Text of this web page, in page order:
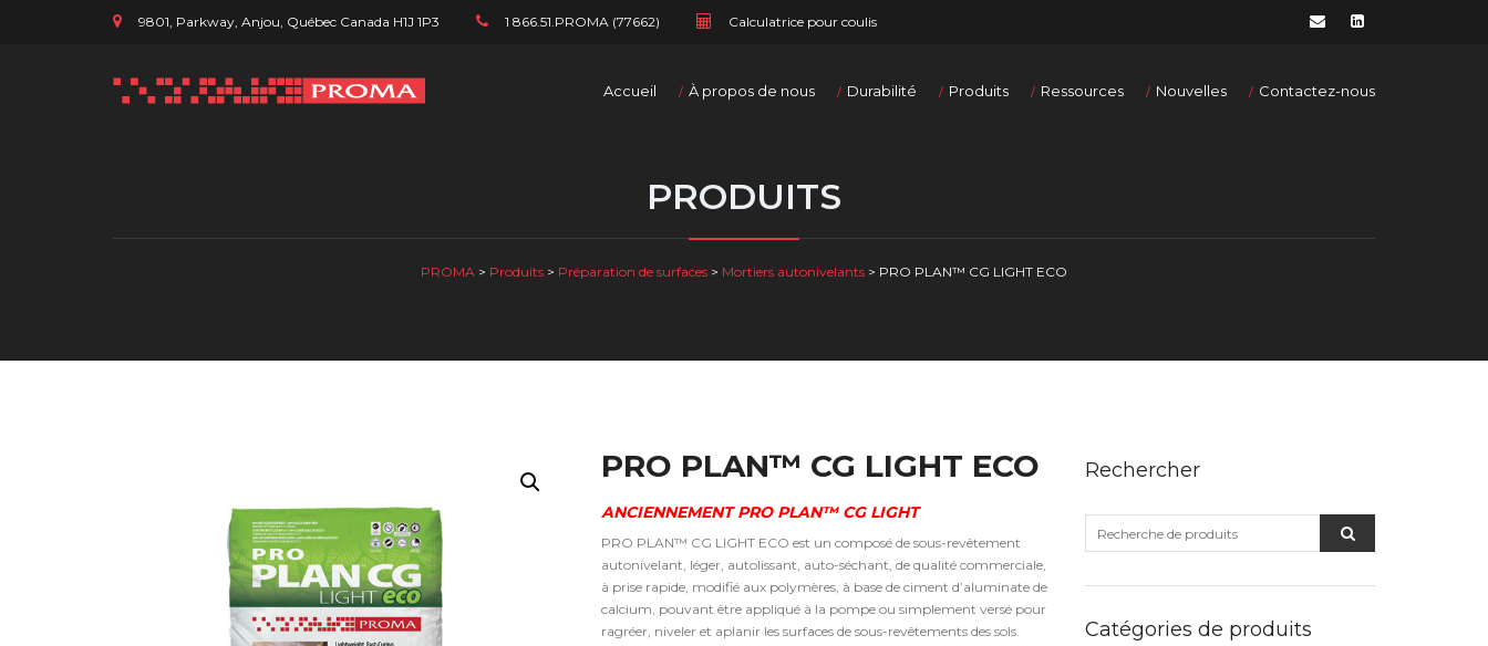
9801, Parkway, Anjou, Québec Canada H1J 1P3 1 866.51.PROMA (77662) Calculatrice pour coulis
Accueil À propos de nous Durabilité Produits Ressources Nouvelles Contactez-nous
PRODUITS
PROMA > Produits > Préparation de surfaces > Mortiers autonivelants > PRO PLAN™ CG LIGHT ECO
PRO PLAN™ CG LIGHT ECO
ANCIENNEMENT PRO PLAN™ CG LIGHT
PRO PLAN™ CG LIGHT ECO est un composé de sous-revêtement
autonivelant, léger, autolissant, auto-séchant, de qualité commerciale,
à prise rapide, modifié aux polymères, à base de ciment d’aluminate de
calcium, pouvant être appliqué à la pompe ou simplement versé pour
ragréer, niveler et aplanir les surfaces de sous-revêtements des sols.
Rechercher
Catégories de produits